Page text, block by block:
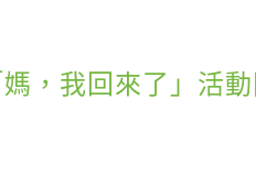
，我回來了」活動